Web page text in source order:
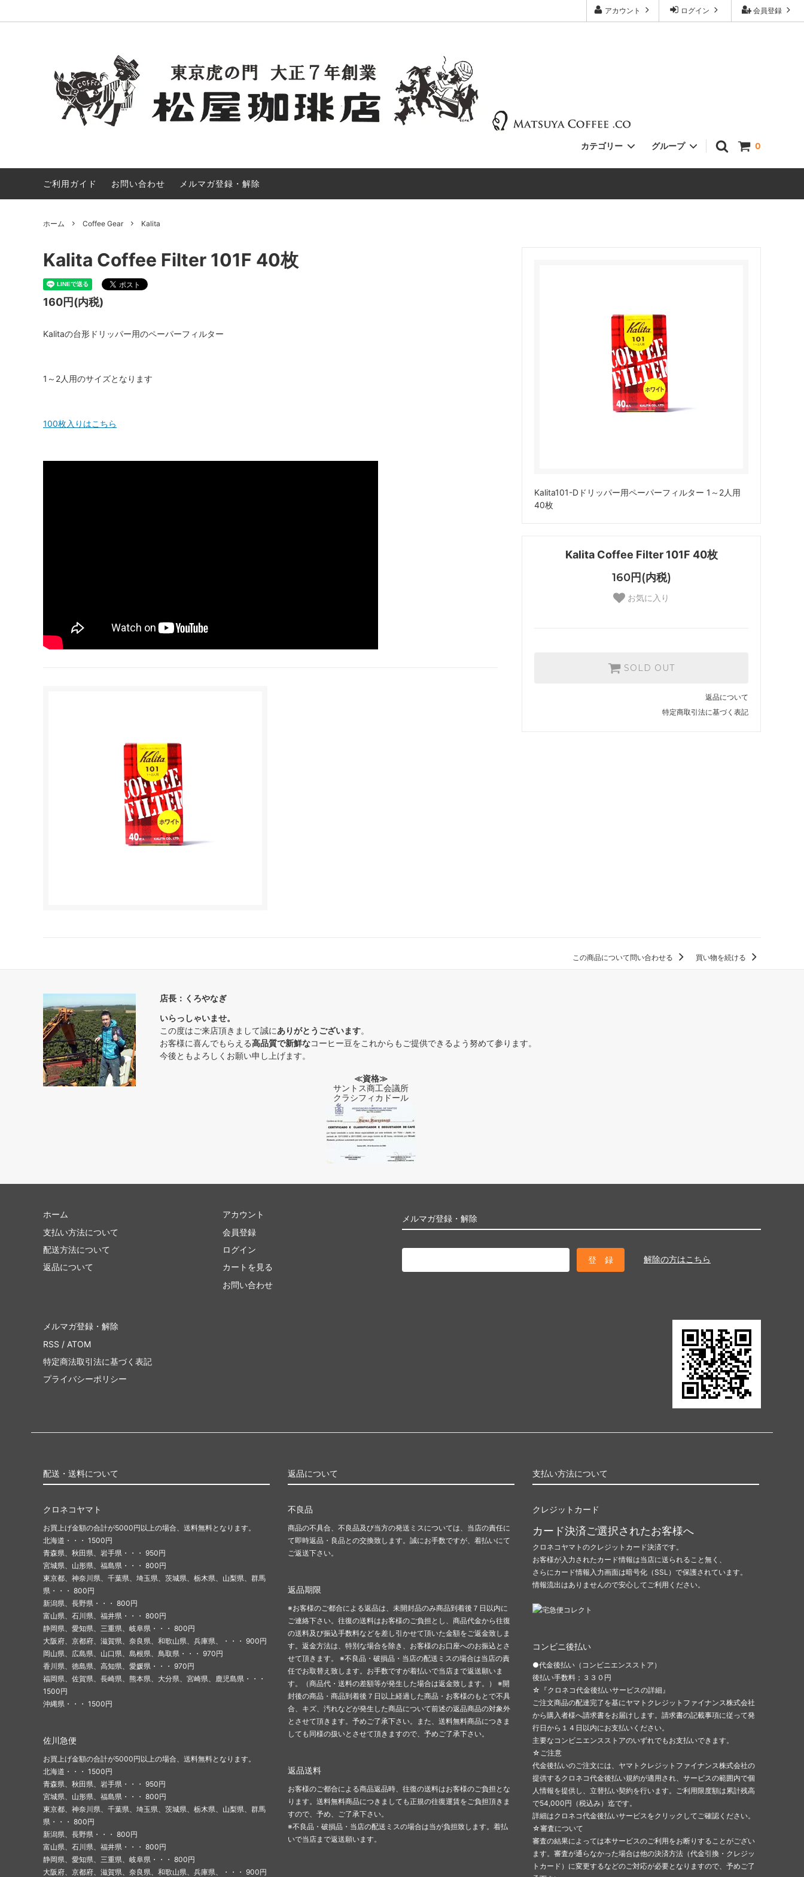
会員登録
ログイン
アカウント
0
カテゴリー
Limited Selection Gift Set
グループ
All Beans Africa
ご利用ガイド お問い合わせ メルマガ登録・解除
ホーム Coffee Gear Kalita
Kalita101-Dドリッパー用ペーパーフィルター 1～2人用
40枚
Kalita Coffee Filter 101F 40枚
160円(内税)
お気に入り
SOLD OUT
返品について
特定商取引法に基づく表記
Kalita Coffee Filter 101F 40枚
160円(内税)
Kalitaの台形ドリッパー用のペーパーフィルター
1～2人用のサイズとなります
100枚入りはこちら
この商品について問い合わせる 買い物を続ける
店長：くろやなぎ
いらっしゃいませ。
この度はご来店頂きまして誠にありがとうございます。
お客様に喜んでもらえる高品質で新鮮なコーヒー豆をこれからもご提供できるよう努めて参ります。
今後ともよろしくお願い申し上げます。
≪資格≫
サントス商工会議所
クラシフィカドール
メルマガ登録・解除
解除の方はこちら
ホーム
支払い方法について
配送方法について
返品について
アカウント
会員登録
ログイン
カートを見る
お問い合わせ
メルマガ登録・解除
RSS / ATOM
特定商法取引法に基づく表記
プライバシーポリシー
配送・送料について
クロネコヤマト
お買上げ金額の合計が5000円以上の場合、送料無料となります。
北海道・・・ 1500円
青森県、秋田県、岩手県・・・ 950円
宮城県、山形県、福島県・・・ 800円
東京都、神奈川県、千葉県、埼玉県、茨城県、栃木県、山梨県、群馬
県・・・ 800円
新潟県、長野県・・・ 800円
富山県、石川県、福井県・・・ 800円
静岡県、愛知県、三重県、岐阜県・・・ 800円
大阪府、京都府、滋賀県、奈良県、和歌山県、兵庫県、・・・ 900円
岡山県、広島県、山口県、島根県、鳥取県・・・ 970円
香川県、徳島県、高知県、愛媛県・・・ 970円
福岡県、佐賀県、長崎県、熊本県、大分県、宮崎県、鹿児島県・・・
1500円
沖縄県・・・ 1500円
佐川急便
お買上げ金額の合計が5000円以上の場合、送料無料となります。
北海道・・・ 1500円
青森県、秋田県、岩手県・・・ 950円
宮城県、山形県、福島県・・・ 800円
東京都、神奈川県、千葉県、埼玉県、茨城県、栃木県、山梨県、群馬
県・・・ 800円
新潟県、長野県・・・ 800円
富山県、石川県、福井県・・・ 800円
静岡県、愛知県、三重県、岐阜県・・・ 800円
大阪府、京都府、滋賀県、奈良県、和歌山県、兵庫県、・・・ 900円
返品について
不良品
商品の不具合、不良品及び当方の発送ミスについては、当店の責任に
て即時返品・良品との交換致します。誠にお手数ですが、着払いにて
ご返送下さい。
返品期限
※お客様のご都合による返品は、未開封品のみ商品到着後７日以内に
ご連絡下さい。往復の送料はお客様のご負担とし、商品代金から往復
の送料及び振込手数料などを差し引かせて頂いた金額をご返金致しま
す。返金方法は、特別な場合を除き、お客様のお口座へのお振込とさ
せて頂きます。 ※不良品・破損品・当店の配送ミスの場合は当店の責
任でお取替え致します。お手数ですが着払いで当店まで返送願いま
す。（商品代・送料の差額等が発生した場合は返金致します。） ※開
封後の商品・商品到着後７日以上経過した商品・お客様のもとで不具
合、キズ、汚れなどが発生した商品について前述の返品商品の対象外
とさせて頂きます。予めご了承下さい。また、送料無料商品につきま
しても同様の扱いとさせて頂きますので、予めご了承下さい。
返品送料
お客様のご都合による商品返品時、往復の送料はお客様のご負担とな
ります。送料無料商品につきましても正規の往復運賃をご負担頂きま
すので、予め、ご了承下さい。
※不良品・破損品・当店の配送ミスの場合は当が負担致します。着払
いで当店まで返送願います。
支払い方法について
クレジットカード
カード決済ご選択されたお客様へ
クロネコヤマトのクレジットカード決済です。
お客様が入力されたカード情報は当店に送られること無く、
さらにカード情報入力画面は暗号化（SSL）で保護されています。
情報流出はありませんので安心してご利用ください。
コンビニ後払い
●代金後払い（コンビニエンスストア）
後払い手数料；３３０円
☆『クロネコ代金後払いサービスの詳細』
ご注文商品の配達完了を基にヤマトクレジットファイナンス株式会社
から購入者様へ請求書をお届けします。請求書の記載事項に従って発
行日から１４日以内にお支払いください。
主要なコンビニエンスストアのいずれでもお支払いできます。
☆ご注意
代金後払いのご注文には、ヤマトクレジットファイナンス株式会社の
提供するクロネコ代金後払い規約が適用され、サービスの範囲内で個
人情報を提供し、立替払い契約を行います。ご利用限度額は累計残高
で54,000円（税込み）迄です。
詳細はクロネコ代金後払いサービスをクリックしてご確認ください。
☆審査について
審査の結果によっては本サービスのご利用をお断りすることがござい
ます。審査が通らなかった場合は他の決済方法（代金引換・クレジッ
トカード）に変更するなどのご対応が必要となりますので、予めご了